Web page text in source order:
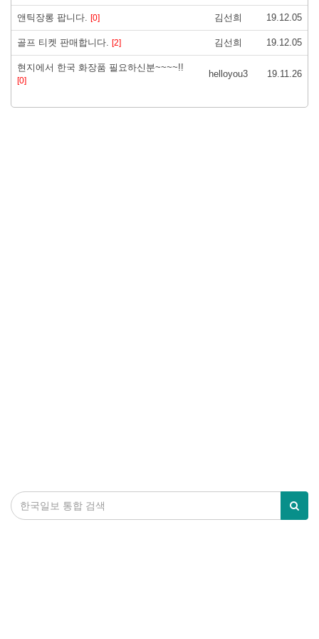
앤틱장롱 팝니다. [0] 김선희 19.12.05
골프 티켓 판매합니다. [2] 김선희 19.12.05
현지에서 한국 화장품 필요하신분~~~~!!
[0]
helloyou3 19.11.26